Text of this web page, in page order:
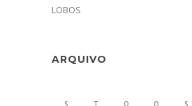
LOBOS
ARQUIVO
S T Q Q S